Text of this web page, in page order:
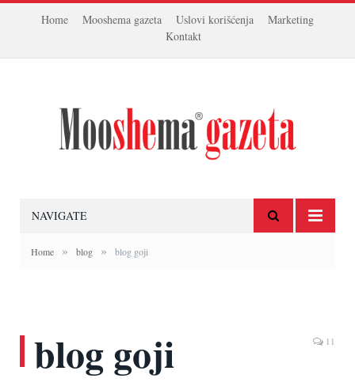
Home Mooshema gazeta Uslovi korišćenja
Marketing
Kontakt
NAVIGATE
Home » blog » blog goji
blog goji 11